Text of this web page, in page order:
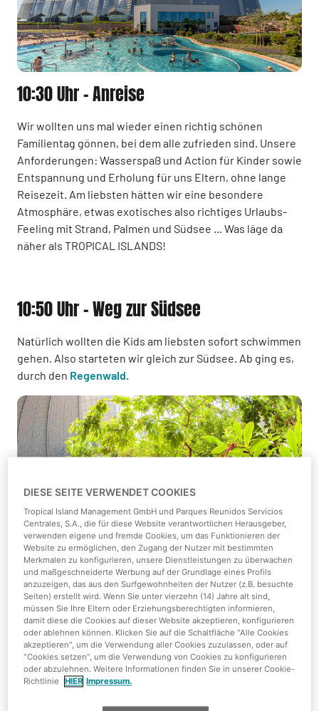
10:30 Uhr - Anreise
Wir wollten uns mal wieder einen richtig schönen
Familientag gönnen, bei dem alle zufrieden sind. Unsere
Anforderungen: Wasserspaß und Action für Kinder sowie
Entspannung und Erholung für uns Eltern, ohne lange
Reisezeit. Am liebsten hätten wir eine besondere
Atmosphäre, etwas exotisches also richtiges Urlaubs-
Feeling mit Strand, Palmen und Südsee ... Was läge da
näher als TROPICAL ISLANDS!
10:50 Uhr - Weg zur Südsee
Natürlich wollten die Kids am liebsten sofort schwimmen
gehen. Also starteten wir gleich zur Südsee. Ab ging es,
durch den Regenwald.
DIESE SEITE VERWENDET COOKIES
Tropical Island Management GmbH und Parques Reunidos Servicios
Centrales, S.A., die für diese Website verantwortlichen Herausgeber,
verwenden eigene und fremde Cookies, um das Funktionieren der
Website zu ermöglichen, den Zugang der Nutzer mit bestimmten
Merkmalen zu konfigurieren, unsere Dienstleistungen zu überwachen
und maßgeschneiderte Werbung auf der Grundlage eines Profils
anzuzeigen, das aus den Surfgewohnheiten der Nutzer (z.B. besuchte
Seiten) erstellt wird. Wenn Sie unter vierzehn (14) Jahre alt sind,
müssen Sie Ihre Eltern oder Erziehungsberechtigten informieren,
damit diese die Cookies auf dieser Website akzeptieren, konfigurieren
oder ablehnen können. Klicken Sie auf die Schaltfläche "Alle Cookies
akzeptieren", um die Verwendung aller Cookies zuzulassen, oder auf
"Cookies setzen", um die Verwendung von Cookies zu konfigurieren
oder abzulehnen. Weitere Informationen finden Sie in unserer Cookie-
Richtlinie
HIER Impressum.